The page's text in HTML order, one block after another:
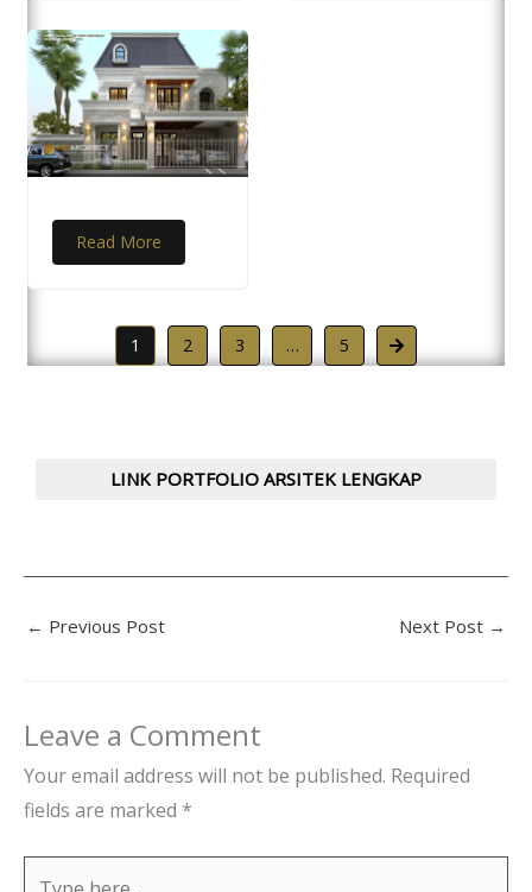
Read More
1 2 3 … 5
LINK PORTFOLIO ARSITEK LENGKAP
← Previous Post Next Post →
Leave a Comment
Your email address will not be published. Required
fields are marked *